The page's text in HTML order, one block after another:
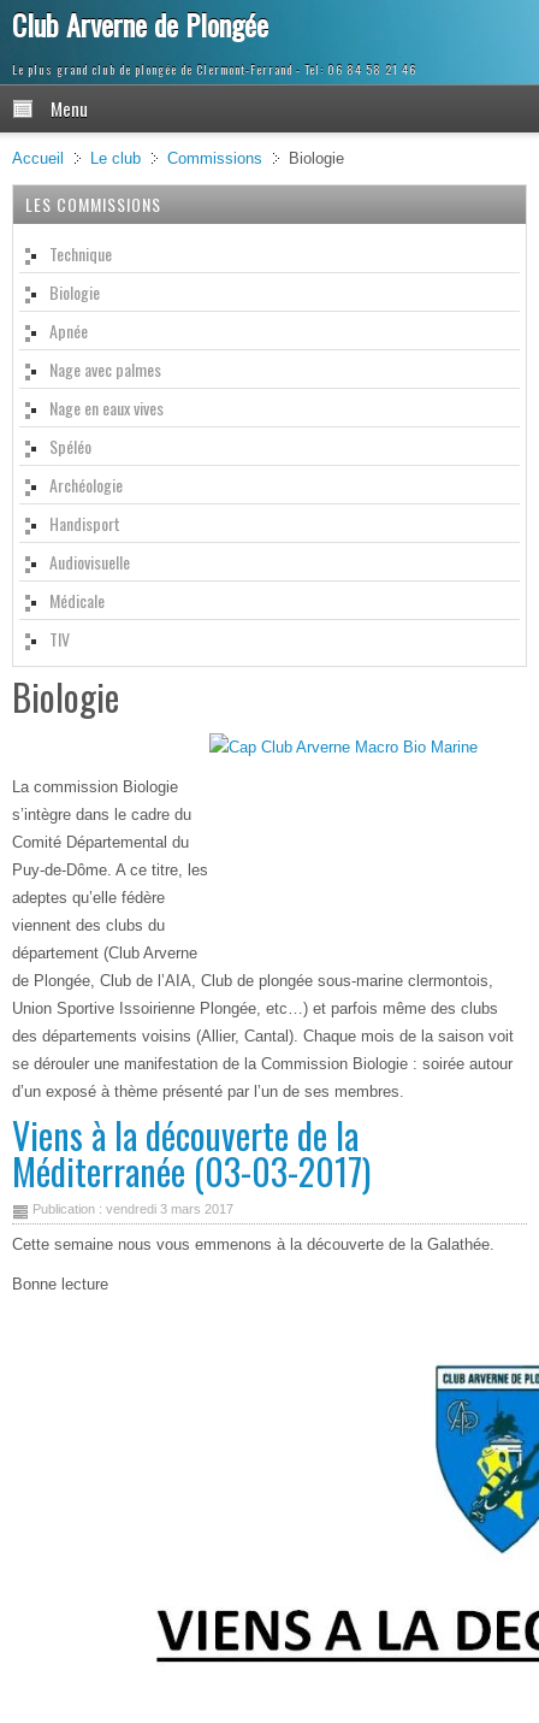
Club Arverne de Plongée
Le plus grand club de plongée de Clermont-Ferrand
Menu
Accueil Le club Commissions Biologie
LES COMMISSIONS
Technique
Biologie
Apnée
Nage avec palmes
Nage en eaux vives
Spéléo
Archéologie
Handisport
Audiovisuelle
Médicale
TIV
Biologie
La commission Biologie
s’intègre dans le cadre du
Comité Départemental du
Puy-de-Dôme. A ce titre, les
adeptes qu’elle fédère
viennent des clubs du
département (Club Arverne
de Plongée, Club de l’AIA, Club de plongée sous-marine clermontois,
Union Sportive Issoirienne Plongée, etc…) et parfois même des clubs
des départements voisins (Allier, Cantal). Chaque mois de la saison voit
se dérouler une manifestation de la Commission Biologie : soirée autour
d’un exposé à thème présenté par l’un de ses membres.
Viens à la découverte de la
Méditerranée (03-03-2017)
Publication : vendredi 3 mars 2017
Cette semaine nous vous emmenons à la découverte de la Galathée.
Bonne lecture